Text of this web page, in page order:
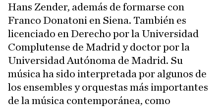
Hans Zender, además de formarse con
Franco Donatoni en Siena. También es
licenciado en Derecho por la Universidad
Complutense de Madrid y doctor por la
Universidad Autónoma de Madrid. Su
música ha sido interpretada por algunos de
los ensembles y orquestas más importantes
de la música contemporánea, como